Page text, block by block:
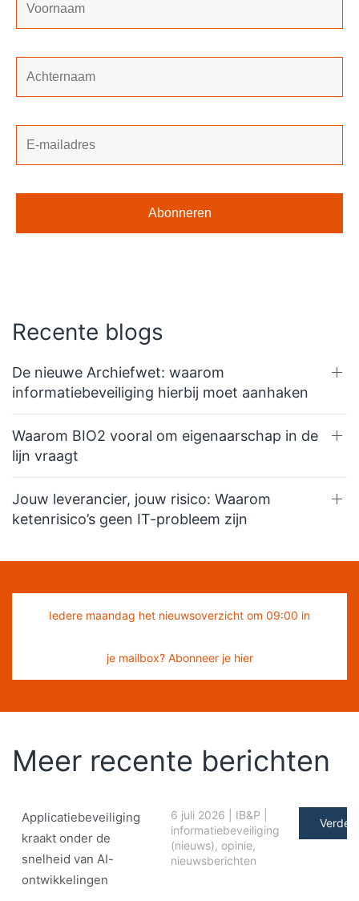
Recente blogs
De nieuwe Archiefwet: waarom
informatiebeveiliging hierbij moet aanhaken
Waarom BIO2 vooral om eigenaarschap in de
lijn vraagt
Jouw leverancier, jouw risico: Waarom
ketenrisico’s geen IT-probleem zijn
Iedere maandag het nieuwsoverzicht om 09:00 in
je mailbox? Abonneer je hier
Meer recente berichten
Applicatiebeveiliging
kraakt onder de
snelheid van AI-
ontwikkelingen
6 juli 2026 IB&P
informatiebeveiliging
(nieuws), opinie,
nieuwsberichten
Verder